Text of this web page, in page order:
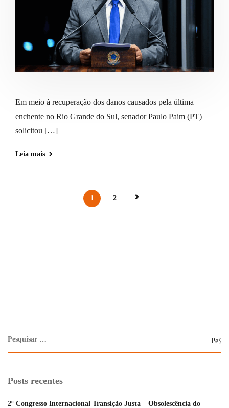
Em meio à recuperação dos danos causados pela última
enchente no Rio Grande do Sul, senador Paulo Paim (PT)
solicitou […]
Leia mais
1 2
Posts recentes
2º Congresso Internacional Transição Justa – Obsolescência do